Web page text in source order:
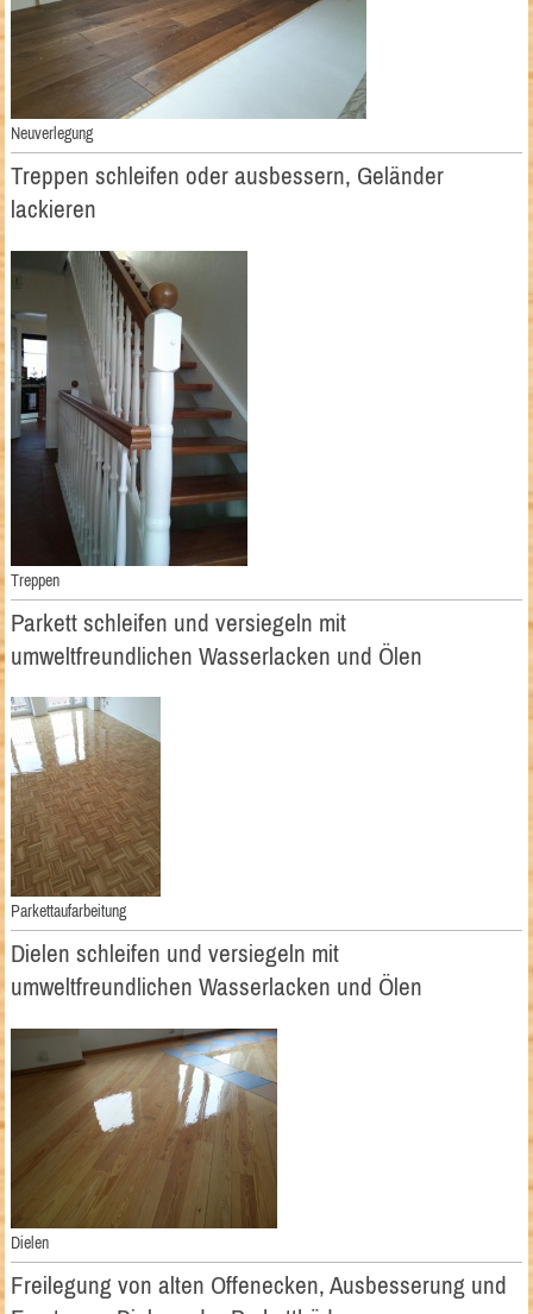
Neuverlegung
Treppen schleifen oder ausbessern, Geländer
lackieren
Treppen
Parkett schleifen und versiegeln mit
umweltfreundlichen Wasserlacken und Ölen
Parkettaufarbeitung
Dielen schleifen und versiegeln mit
umweltfreundlichen Wasserlacken und Ölen
Dielen
Freilegung von alten Offenecken, Ausbesserung und